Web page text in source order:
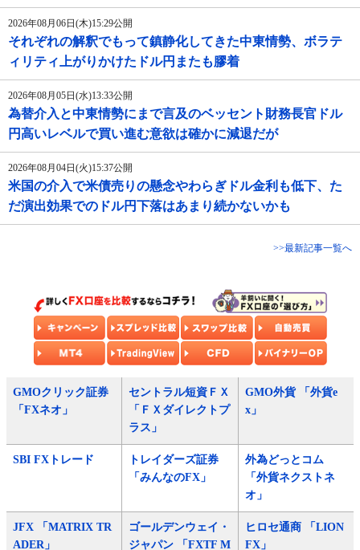
2026年08月06日(木)15:29公開
それぞれの解釈でもって鎮静化してきた中東情勢、ボラテ
ィリティ上がりかけたドル円またも膠着
2026年08月05日(水)13:33公開
為替介入と中東情勢にまで言及のベッセント財務長官ドル
円高いレベルで買い進む意欲は確かに減退だが
2026年08月04日(火)15:37公開
米国の介入で米債売りの懸念やわらぎドル金利も低下、た
だ演出効果でのドル円下落はあまり続かないかも
>>最新記事一覧へ
GMOクリック証券
「FXネオ」
セントラル短資ＦＸ
「ＦＸダイレクトプ
ラス」
GMO外貨 「外貨e
x」
SBI FXトレード
トレイダーズ証券
「みんなのFX」
外為どっとコム
「外貨ネクストネ
オ」
JFX 「MATRIX TR
ADER」
ゴールデンウェイ・
ジャパン 「FXTF M
ヒロセ通商 「LION
FX」